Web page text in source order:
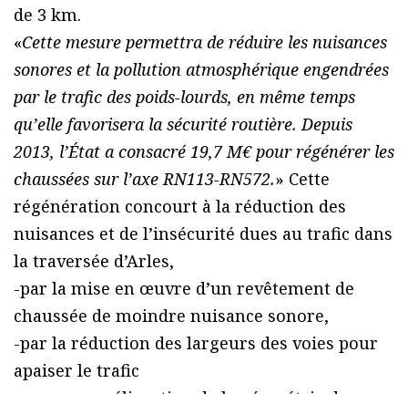
de 3 km.
«Cette mesure permettra de réduire les nuisances
sonores et la pollution atmosphérique engendrées
par le trafic des poids-lourds, en même temps
qu’elle favorisera la sécurité routière. Depuis
2013, l’État a consacré 19,7 M€ pour régénérer les
chaussées sur l’axe RN113-RN572.» Cette
régénération concourt à la réduction des
nuisances et de l’insécurité dues au trafic dans
la traversée d’Arles,
-par la mise en œuvre d’un revêtement de
chaussée de moindre nuisance sonore,
-par la réduction des largeurs des voies pour
apaiser le trafic